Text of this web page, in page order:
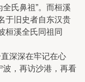
氏鼻祖”。而桓溪
于旧史者自东汉贵
桓溪全氏同祖同
深深在牢记在心
波，再访沙港，再看